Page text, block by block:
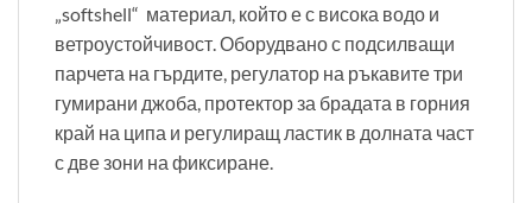
„softshell“ материал, който е с висока водо и
ветроустойчивост. Оборудвано с подсилващи
парчета на гърдите, регулатор на ръкавите три
гумирани джоба, протектор за брадата в горния
край на ципа и регулиращ ластик в долната част
с две зони на фиксиране.